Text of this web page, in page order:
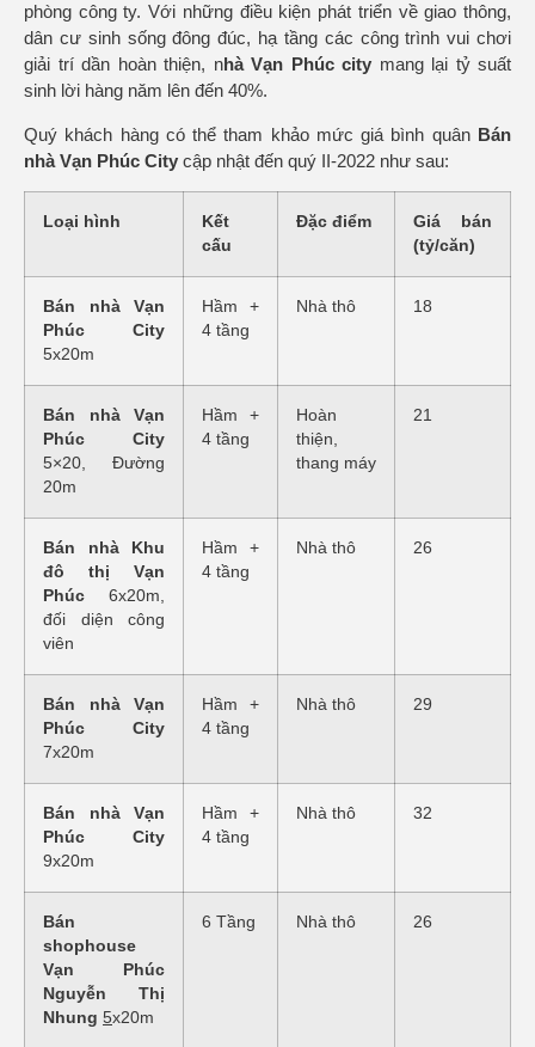
phòng công ty. Với những điều kiện phát triển về giao thông,
dân cư sinh sống đông đúc, hạ tầng các công trình vui chơi
giải trí dần hoàn thiện, nhà Vạn Phúc city mang lại tỷ suất
sinh lời hàng năm lên đến 40%.
Quý khách hàng có thể tham khảo mức giá bình quân Bán
nhà Vạn Phúc City cập nhật đến quý II-2022 như sau:
Loại hình
Kết
cấu
Đặc điểm
Giá bán
(tỷ/căn)
Bán nhà Vạn
Phúc City
5x20m
Hầm +
4 tầng
Nhà thô 18
Bán nhà Vạn
Phúc City
5×20, Đường
20m
Hầm +
4 tầng
Hoàn
thiện,
thang máy
21
Bán nhà Khu
đô thị Vạn
Phúc 6x20m,
đối diện công
viên
Hầm +
4 tầng
Nhà thô 26
Bán nhà Vạn
Phúc City
7x20m
Hầm +
4 tầng
Nhà thô 29
Bán nhà Vạn
Phúc City
9x20m
Hầm +
4 tầng
Nhà thô 32
Bán
shophouse
Vạn Phúc
Nguyễn Thị
Nhung 5x20m
6 Tầng Nhà thô 26